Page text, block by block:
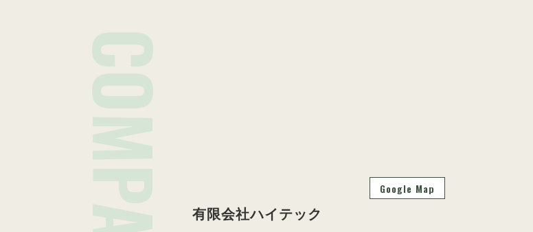
Google Map
有限会社ハイテック